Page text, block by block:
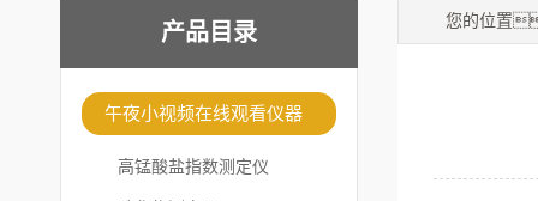
产品目录
午夜小视频在线观看仪器
高锰酸盐指数测定仪
您的位置